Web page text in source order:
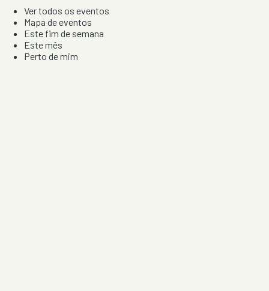
Ver todos os eventos
Mapa de eventos
Este fim de semana
Este mês
Perto de mim